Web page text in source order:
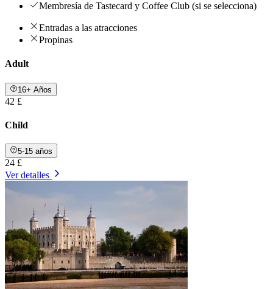
Membresía de Tastecard y Coffee Club (si se selecciona)
Entradas a las atracciones
Propinas
Adult
16+ Años
42 £
Child
5-15 años
24 £
Ver detalles